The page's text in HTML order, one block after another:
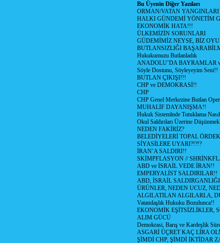
Bu Üyenin Diğer Yazıları
ORMAN/VATAN
HALKI GÜNDEMİ YÖNETİM
EKONOMİK HATA!!!
ÜLKEMİZİN SORUNLARI
GÜDEMİMİZ NEYSE, BİZ
BUTLANSIZLIĞI
Hukukumuzu Butlanladık
ANADOLU’DA BAYRAMLAR
Söyle Dostunu, Söyleyeyim Seni!!
BUTLAN ÇIKIŞI!!!
CHP ve DEMOKRASİ!!
CHP
CHP Genel Merkezine Butlan
MUHALİF DAYANIŞMA!!
Hukuk Sistemlnde Tutuklama
Okul Saldırıları Üzerine
NEDEN FAKİRİZ?
BELEDİYELERİ TOPAL
SİYASİLERE UYARI?!?!?
İRAN’A SALDIRI!!
SKİMPFLASYON //
ABD ve İSRAİL VEDE İRAN!!
EMPERYALİST SALDIRILAR!!
ABD, İSRAİL SALDIRGANLIĞI
ÜRÜNLER, NEDEN UCUZ,
ALGILATILAN ALGILARLA,
Vatandaşlık Hukuku Bozulunca!!
EKONOMİK EŞİTSİZLİKLER,
ALIM GÜCÜ
Demokrasi, Barış ve Kardeşlik
ASGARİ ÜÇRET KAÇ LİRA
ŞİMDİ CHP, ŞİMDİ İKTİDAR